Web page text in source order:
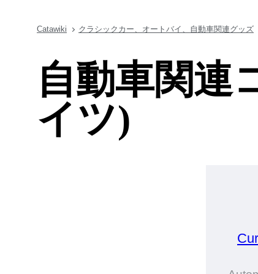
Catawiki クラシックカー、オートバイ、自動車関連グッズ
自動車関連
イツ)